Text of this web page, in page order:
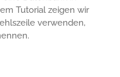
Tutorial zeigen wir
verwenden,